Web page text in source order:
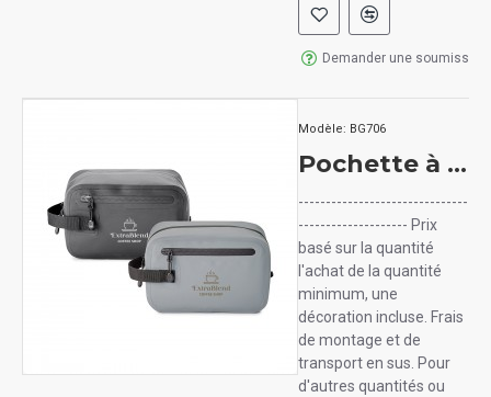
Demander une soumission
Modèle: BG706
Pochette à accessoires résistante à l'eau
-------------------------------
-------------------- Prix
basé sur la quantité
l'achat de la quantité
minimum, une
décoration incluse. Frais
de montage et de
transport en sus. Pour
d'autres quantités ou